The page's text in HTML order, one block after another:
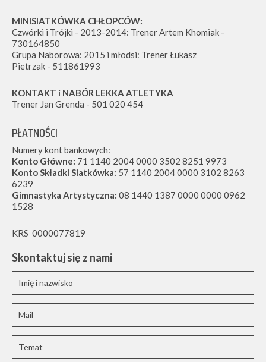
MINISIATKÓWKA CHŁOPCÓW:
Czwórki i Trójki - 2013-2014: Trener Artem Khomiak -
730164850
Grupa Naborowa: 2015 i młodsi: Trener Łukasz
Pietrzak - 511861993
KONTAKT i NABÓR LEKKA ATLETYKA
Trener Jan Grenda - 501 020 454
PŁATNOŚCI
Numery kont bankowych:
Konto Główne: 71 1140 2004 0000 3502 8251 9973
Konto Składki Siatkówka: 57 1140 2004 0000 3102 8263
6239
Gimnastyka Artystyczna: 08 1440 1387 0000 0000 0962
1528
KRS 0000077819
Skontaktuj się z nami